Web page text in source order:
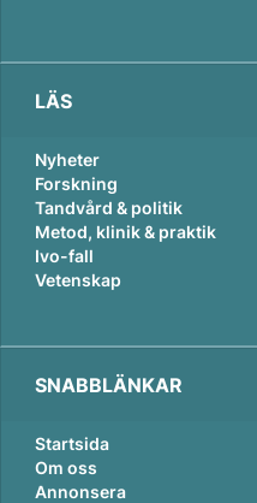
LÄS
Nyheter
Forskning
Tandvård & politik
Metod, klinik & praktik
Ivo-fall
Vetenskap
SNABBLÄNKAR
Startsida
Om oss
Annonsera